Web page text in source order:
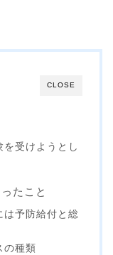
CLOSE
受けようとし
たこと
は予防給付と総
の種類